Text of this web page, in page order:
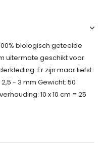
biologisch geteelde
uitermate geschikt voor
Er zijn maar liefst
- 3 mm Gewicht: 50
10 x 10 cm = 25